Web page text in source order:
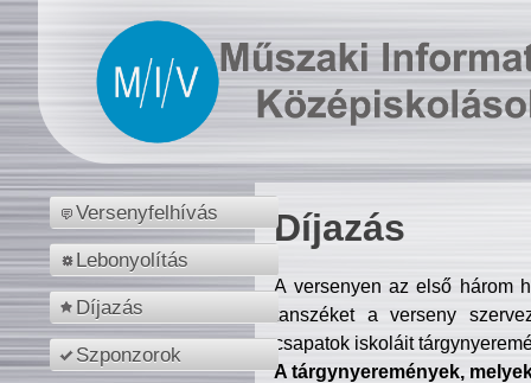
Versenyfelhívás
Lebonyolítás
Díjazás
Szponzorok
Díjazás
A versenyen az első három
tanszéket a verseny
csapatok iskoláit
A tárgynyeremények,